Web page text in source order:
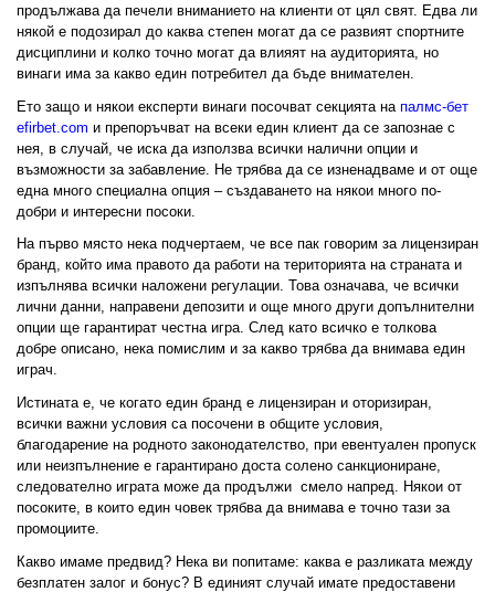
продължава да печели вниманието на клиенти от цял свят. Едва ли
някой е подозирал до каква степен могат да се развият спортните
дисциплини и колко точно могат да влияят на аудиторията, но
винаги има за какво един потребител да бъде внимателен.
Ето защо и някои експерти винаги посочват секцията на палмс-бет
efirbet.com и препоръчват на всеки един клиент да се запознае с
нея, в случай, че иска да използва всички налични опции и
възможности за забавление. Не трябва да се изненадваме и от още
една много специална опция – създаването на някои много по-
добри и интересни посоки.
На първо място нека подчертаем, че все пак говорим за лицензиран
бранд, който има правото да работи на територията на страната и
изпълнява всички наложени регулации. Това означава, че всички
лични данни, направени депозити и още много други допълнителни
опции ще гарантират честна игра. След като всичко е толкова
добре описано, нека помислим и за какво трябва да внимава един
играч.
Истината е, че когато един бранд е лицензиран и оторизиран,
всички важни условия са посочени в общите условия,
благодарение на родното законодателство, при евентуален пропуск
или неизпълнение е гарантирано доста солено санкциониране,
следователно играта може да продължи  смело напред. Някои от
посоките, в които един човек трябва да внимава е точно тази за
промоциите.
Какво имаме предвид? Нека ви попитаме: каква е разликата между
безплатен залог и бонус? В единият случай имате предоставени
ПОЛИТИКА ЗА БИСКВИТКИТЕ
ПОЛИТИКАТА ЗА
ПОВЕРИТЕЛНОСТ
02 975 20 35